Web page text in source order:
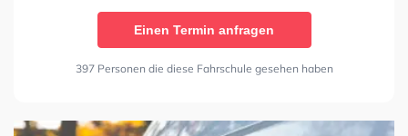
Einen Termin anfragen
397 Personen die diese Fahrschule gesehen haben